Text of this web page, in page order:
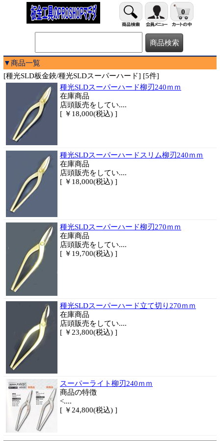
0
▼商品一覧
[種光SLD板金鋏/種光SLDスーパーハード] [5件]
種光SLDスーパーハード柳刃240ｍｍ
在庫商品
店頭販売をしてい....
[ ￥18,000(税込) ]
種光SLDスーパーハードスリム柳刃240ｍｍ
在庫商品
店頭販売をしてい....
[ ￥18,000(税込) ]
種光SLDスーパーハード柳刃270ｍｍ
在庫商品
店頭販売をしてい....
[ ￥19,700(税込) ]
種光SLDスーパーハード立て切り270ｍｍ
在庫商品
店頭販売をしてい....
[ ￥23,800(税込) ]
スーパーライト柳刃240ｍｍ
商品の特徴
<....
[ ￥24,800(税込) ]